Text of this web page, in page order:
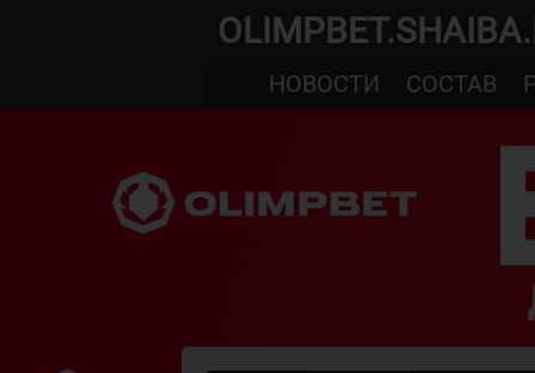
НОВОСТИ
СОСТАВ